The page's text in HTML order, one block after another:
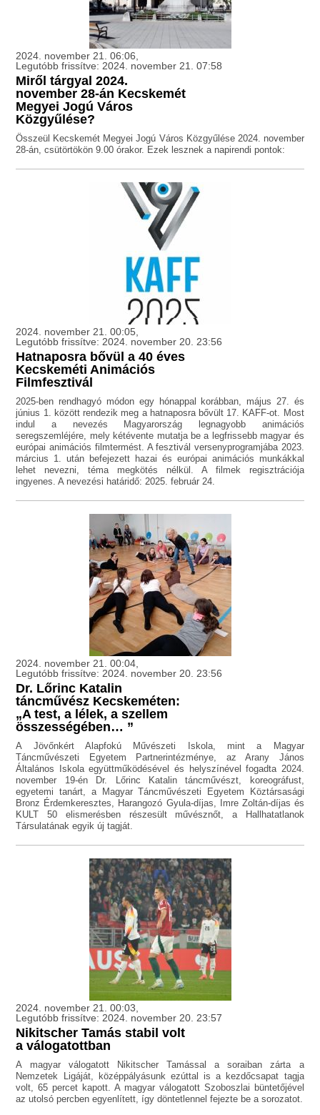
2024. november 21. 06:06,
Legutóbb frissítve: 2024. november 21. 07:58
Miről tárgyal 2024.
november 28-án Kecskemét
Megyei Jogú Város
Közgyűlése?
Összeül Kecskemét Megyei Jogú Város Közgyűlése 2024. november
28-án, csütörtökön 9.00 órakor. Ezek lesznek a napirendi pontok:
2024. november 21. 00:05,
Legutóbb frissítve: 2024. november 20. 23:56
Hatnaposra bővül a 40 éves
Kecskeméti Animációs
Filmfesztivál
2025-ben rendhagyó módon egy hónappal korábban, május 27. és
június 1. között rendezik meg a hatnaposra bővült 17. KAFF-ot. Most
indul a nevezés Magyarország legnagyobb animációs
seregszemléjére, mely kétévente mutatja be a legfrissebb magyar és
európai animációs filmtermést. A fesztivál versenyprogramjába 2023.
március 1. után befejezett hazai és európai animációs munkákkal
lehet nevezni, téma megkötés nélkül. A filmek regisztrációja
ingyenes. A nevezési határidő: 2025. február 24.
2024. november 21. 00:04,
Legutóbb frissítve: 2024. november 20. 23:56
Dr. Lőrinc Katalin
táncművész Kecskeméten:
„A test, a lélek, a szellem
összességében… ”
A Jövőnkért Alapfokú Művészeti Iskola, mint a Magyar
Táncművészeti Egyetem Partnerintézménye, az Arany János
Általános Iskola együttműködésével és helyszínével fogadta 2024.
november 19-én Dr. Lőrinc Katalin táncművészt, koreográfust,
egyetemi tanárt, a Magyar Táncművészeti Egyetem Köztársasági
Bronz Érdemkeresztes, Harangozó Gyula-díjas, Imre Zoltán-díjas és
KULT 50 elismerésben részesült művésznőt, a Hallhatatlanok
Társulatának egyik új tagját.
2024. november 21. 00:03,
Legutóbb frissítve: 2024. november 20. 23:57
Nikitscher Tamás stabil volt
a válogatottban
A magyar válogatott Nikitscher Tamással a soraiban zárta a
Nemzetek Ligáját, középpályásunk ezúttal is a kezdőcsapat tagja
volt, 65 percet kapott. A magyar válogatott Szoboszlai büntetőjével
az utolsó percben egyenlített, így döntetlennel fejezte be a sorozatot.